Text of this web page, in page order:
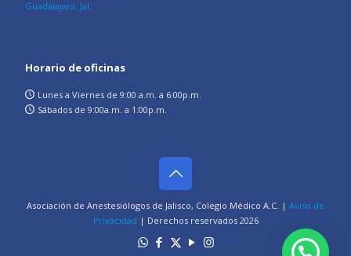
Guadalajara, Jal.
Horario de oficinas
Lunes a Viernes de 9:00 a.m. a 6:00p.m.
Sábados de 9:00a.m. a 1:00p.m.
Asociación de Anestesiólogos de Jalisco, Colegio Médico A.C. | Aviso de
Privacidad | Derechos reservados 2026